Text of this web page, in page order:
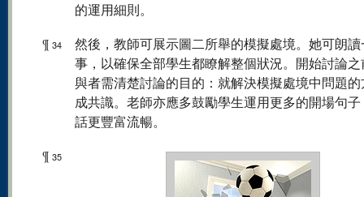
的運用細則。
¶ 34
然後，教師可展示圖二所舉的模擬處境。她可朗
事，以確保全部學生都瞭解整個狀況。開始討論
與者需清楚討論的目的：就解決模擬處境中問題
成共識。老師亦應多鼓勵學生運用更多的開場句
話更豐富流暢。
¶ 35